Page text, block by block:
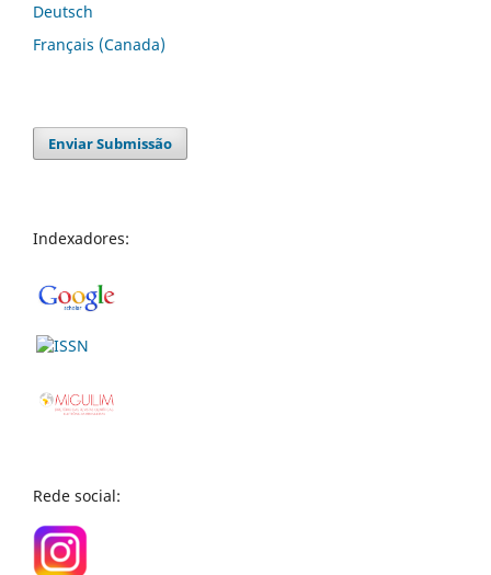
Deutsch
Français (Canada)
Enviar Submissão
Indexadores:
Rede social: